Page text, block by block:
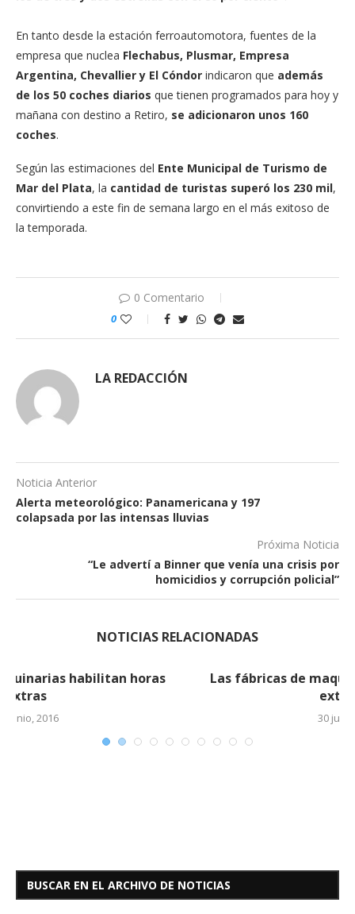
En tanto desde la estación ferroautomotora, fuentes de la
empresa que nuclea Flechabus, Plusmar, Empresa
Argentina, Chevallier y El Cóndor indicaron que además
de los 50 coches diarios que tienen programados para hoy y
mañana con destino a Retiro, se adicionaron unos 160
coches.
Según las estimaciones del Ente Municipal de Turismo de
Mar del Plata, la cantidad de turistas superó los 230 mil,
convirtiendo a este fin de semana largo en el más exitoso de
la temporada.
0 Comentario
0
LA REDACCIÓN
Noticia Anterior
Alerta meteorológico: Panamericana y 197
colapsada por las intensas lluvias
Próxima Noticia
“Le advertí a Binner que venía una crisis por
homicidios y corrupción policial”
NOTICIAS RELACIONADAS
Las fábricas de maquinarias habilitan horas
BUSCAR EN EL ARCHIVO DE NOTICIAS